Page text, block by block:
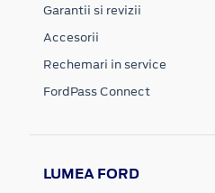
Garantii si revizii
Accesorii
Rechemari in service
FordPass Connect
LUMEA FORD